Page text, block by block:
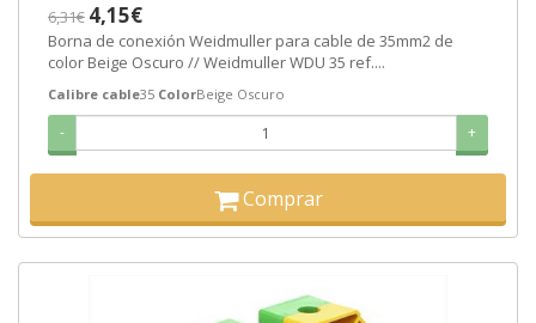
6,31€ 4,15€
Borna de conexión Weidmuller para cable de 35mm2 de
color Beige Oscuro // Weidmuller WDU 35 ref....
Calibre cable35 ColorBeige Oscuro
- +
Comprar